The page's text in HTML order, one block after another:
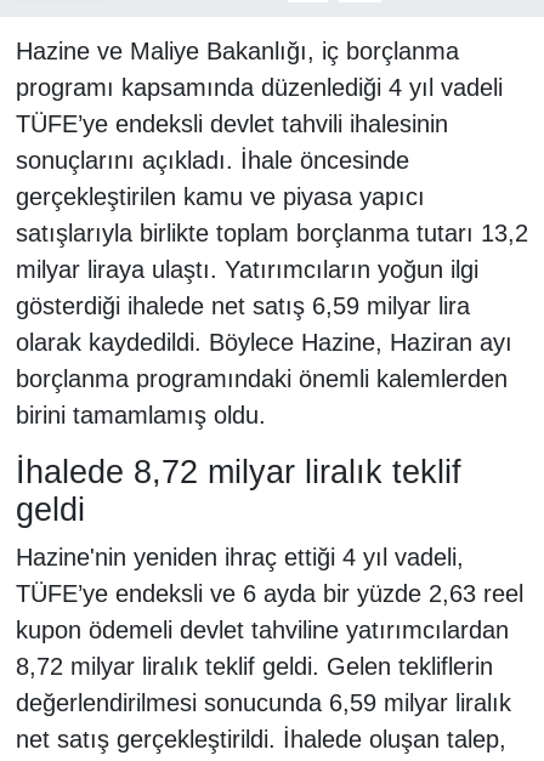
Hazine ve Maliye Bakanlığı, iç borçlanma
programı kapsamında düzenlediği 4 yıl vadeli
TÜFE’ye endeksli devlet tahvili ihalesinin
sonuçlarını açıkladı. İhale öncesinde
gerçekleştirilen kamu ve piyasa yapıcı
satışlarıyla birlikte toplam borçlanma tutarı 13,2
milyar liraya ulaştı. Yatırımcıların yoğun ilgi
gösterdiği ihalede net satış 6,59 milyar lira
olarak kaydedildi. Böylece Hazine, Haziran ayı
borçlanma programındaki önemli kalemlerden
birini tamamlamış oldu.
İhalede 8,72 milyar liralık teklif
geldi
Hazine'nin yeniden ihraç ettiği 4 yıl vadeli,
TÜFE’ye endeksli ve 6 ayda bir yüzde 2,63 reel
kupon ödemeli devlet tahviline yatırımcılardan
8,72 milyar liralık teklif geldi. Gelen tekliflerin
değerlendirilmesi sonucunda 6,59 milyar liralık
net satış gerçekleştirildi. İhalede oluşan talep,